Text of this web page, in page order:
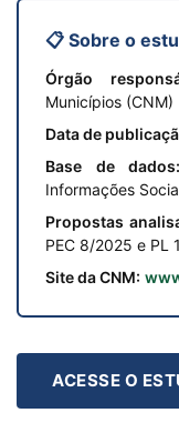
📋 Sobre o
Órgão
Municípios (CNM)
Data de
Base de dados:
Informações
Propostas
PEC 8/2025 e PL
Site da CNM:
ACESSE O